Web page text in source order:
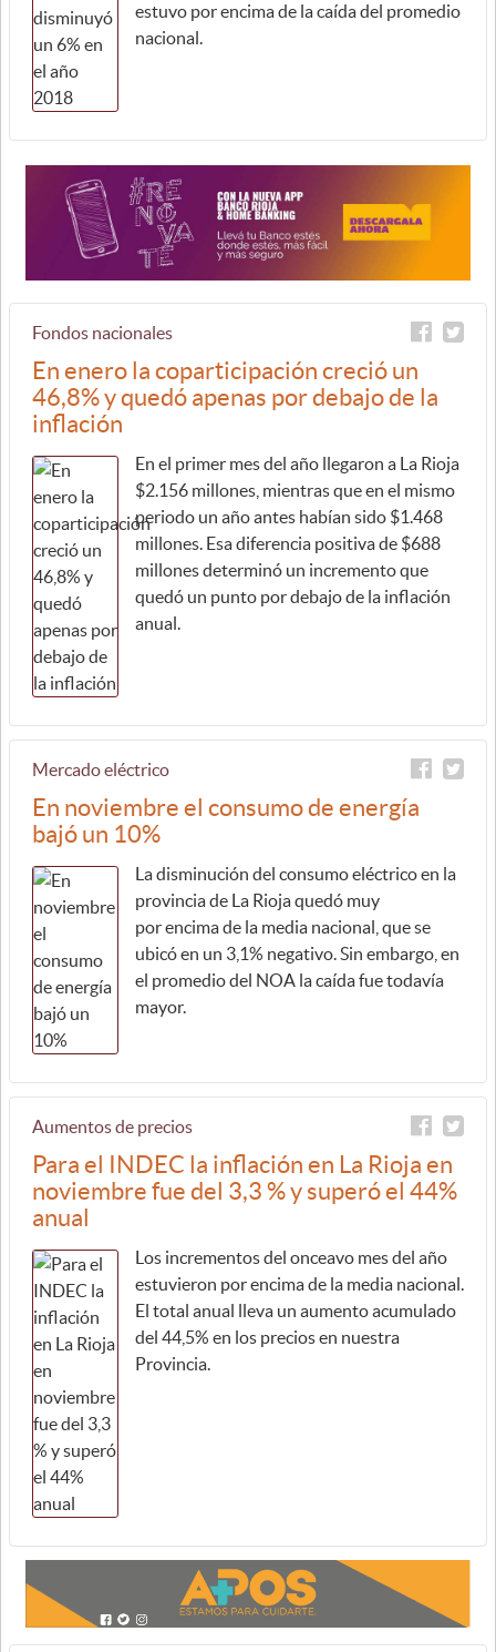
estuvo por encima de la caída del promedio
nacional.
Fondos nacionales
En enero la coparticipación creció un
46,8% y quedó apenas por debajo de la
inflación
En el primer mes del año llegaron a La Rioja
$2.156 millones, mientras que en el mismo
periodo un año antes habían sido $1.468
millones. Esa diferencia positiva de $688
millones determinó un incremento que
quedó un punto por debajo de la inflación
anual.
Mercado eléctrico
En noviembre el consumo de energía
bajó un 10%
La disminución del consumo eléctrico en la
provincia de La Rioja quedó muy
por encima de la media nacional, que se
ubicó en un 3,1% negativo. Sin embargo, en
el promedio del NOA la caída fue todavía
mayor.
Aumentos de precios
Para el INDEC la inflación en La Rioja en
noviembre fue del 3,3 % y superó el 44%
anual
Los incrementos del onceavo mes del año
estuvieron por encima de la media nacional.
El total anual lleva un aumento acumulado
del 44,5% en los precios en nuestra
Provincia.